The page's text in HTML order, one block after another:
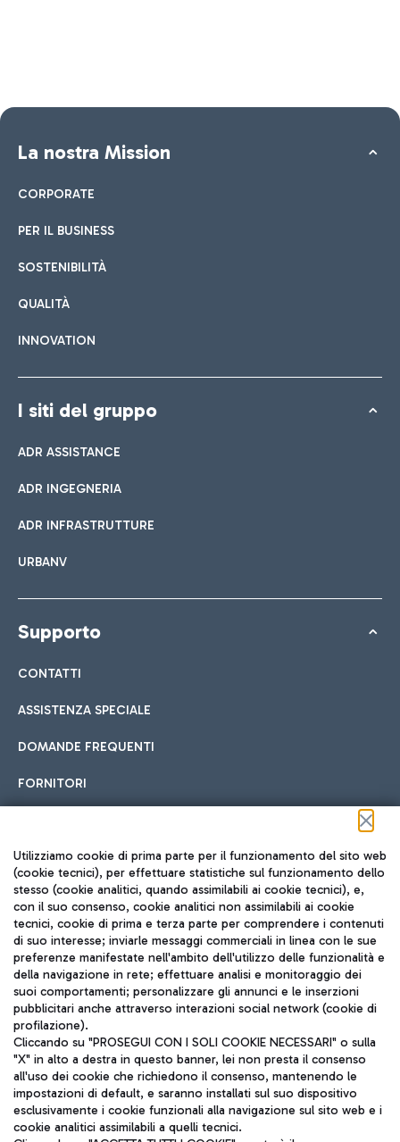
La nostra Mission
CORPORATE
PER IL BUSINESS
SOSTENIBILITÀ
QUALITÀ
INNOVATION
I siti del gruppo
ADR ASSISTANCE
ADR INGEGNERIA
ADR INFRASTRUTTURE
URBANV
Supporto
CONTATTI
ASSISTENZA SPECIALE
DOMANDE FREQUENTI
FORNITORI
Seguici sui social
TRAVEL JOURNAL
ITA
Aeroporti di Roma S.p.A. - Società soggetta a direzione e
Utilizziamo cookie di prima parte per il funzionamento del sito web
(cookie tecnici), per effettuare statistiche sul funzionamento dello
stesso (cookie analitici, quando assimilabili ai cookie tecnici), e,
con il suo consenso, cookie analitici non assimilabili ai cookie
tecnici, cookie di prima e terza parte per comprendere i contenuti
di suo interesse; inviarle messaggi commerciali in linea con le sue
preferenze manifestate nell'ambito dell'utilizzo delle funzionalità e
della navigazione in rete; effettuare analisi e monitoraggio dei
suoi comportamenti; personalizzare gli annunci e le inserzioni
pubblicitari anche attraverso interazioni social network (cookie di
profilazione).
Cliccando su "PROSEGUI CON I SOLI COOKIE NECESSARI" o sulla
"X" in alto a destra in questo banner, lei non presta il consenso
all'uso dei cookie che richiedono il consenso, mantenendo le
impostazioni di default, e saranno installati sul suo dispositivo
esclusivamente i cookie funzionali alla navigazione sul sito web e i
cookie analitici assimilabili a quelli tecnici.